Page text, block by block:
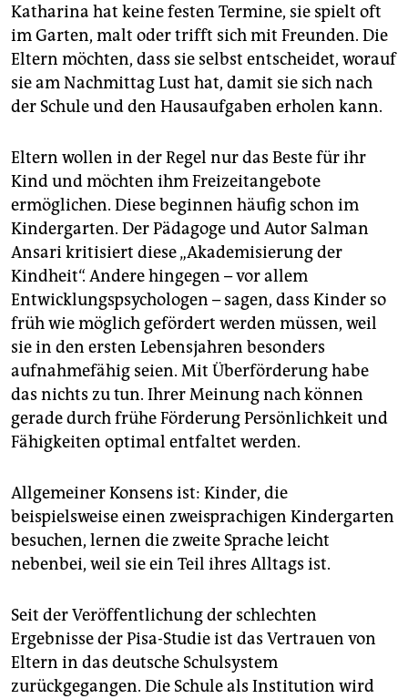
Katharina hat keine festen Termine, sie spielt oft
im Garten, malt oder trifft sich mit Freunden. Die
Eltern möchten, dass sie selbst entscheidet, worauf
sie am Nachmittag Lust hat, damit sie sich nach
der Schule und den Hausaufgaben erholen kann.
Eltern wollen in der Regel nur das Beste für ihr
Kind und möchten ihm Freizeitangebote
ermöglichen. Diese beginnen häufig schon im
Kindergarten. Der Pädagoge und Autor Salman
Ansari kritisiert diese „Akademisierung der
Kindheit“. Andere hingegen – vor allem
Entwicklungspsychologen – sagen, dass Kinder so
früh wie möglich gefördert werden müssen, weil
sie in den ersten Lebensjahren besonders
aufnahmefähig seien. Mit Überförderung habe
das nichts zu tun. Ihrer Meinung nach können
gerade durch frühe Förderung Persönlichkeit und
Fähigkeiten optimal entfaltet werden.
Allgemeiner Konsens ist: Kinder, die
beispielsweise einen zweisprachigen Kindergarten
besuchen, lernen die zweite Sprache leicht
nebenbei, weil sie ein Teil ihres Alltags ist.
Seit der Veröffentlichung der schlechten
Ergebnisse der Pisa-Studie ist das Vertrauen von
Eltern in das deutsche Schulsystem
zurückgegangen. Die Schule als Institution wird